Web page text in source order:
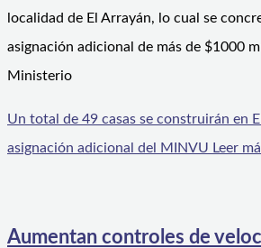
localidad de El Arrayán, lo cual se
asignación adicional de más de $1000
Ministerio
Un total de 49 casas se construirán en
asignación adicional del MINVU Leer
Aumentan controles de